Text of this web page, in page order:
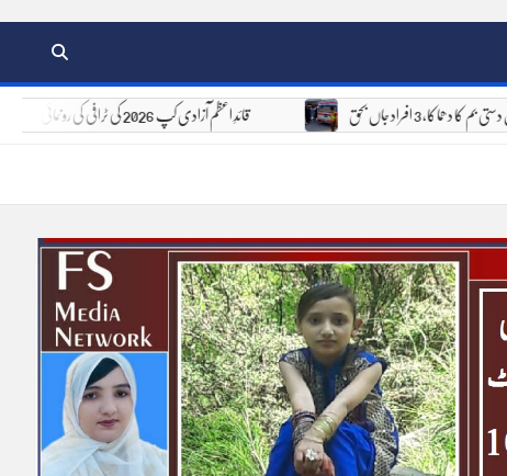
قائدِ اعظم آزادی کپ 2026 کی ٹرافی کی رونمائی، 6 اور 7 اگست کو 8 ٹیمیں مدمقابل ہوں گی بم کا دھماکا، 3 افراد جاں بحق